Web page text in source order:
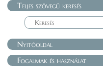
Teljes szövegű keresés
Nyitóoldal
Fogalmak és használat